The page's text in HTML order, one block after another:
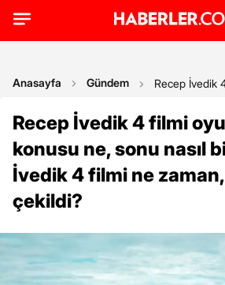
Anasayfa Gündem Recep İvedik
Recep İvedik 4 filmi
konusu ne, sonu nasıl
İvedik 4 filmi ne
çekildi?